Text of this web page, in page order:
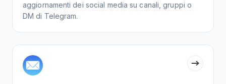
aggiornamenti dei social media su canali, gruppi o
DM di Telegram.